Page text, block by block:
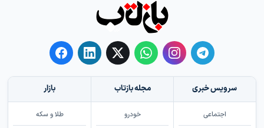
سرویس خبری
اجتماعی
مجله بازتاب
خودرو
بازار
طلا و سکه